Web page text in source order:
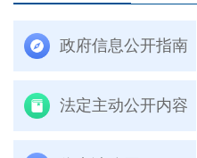
政府信息公开指南
法定主动公开内容